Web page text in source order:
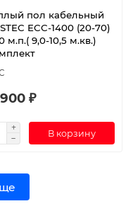
пол кабельный
ECC-1400 (20-70)
м.п.( 9,0-10,5 м.кв.)
900 ₽
В корзину